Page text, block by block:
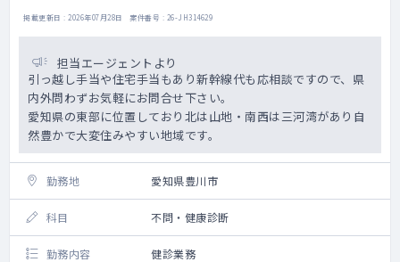
掲載更新日 : 2026年07月28日 案件番号 : 26-JH314629
担当エージェントより
引っ越し手当や住宅手当もあり新幹線代も応相談ですので、県
内外問わずお気軽にお問合せ下さい。
愛知県の東部に位置しており北は山地・南西は三河湾があり自
然豊かで大変住みやすい地域です。
勤務地 愛知県豊川市
科目 不問・健康診断
勤務内容 健診業務